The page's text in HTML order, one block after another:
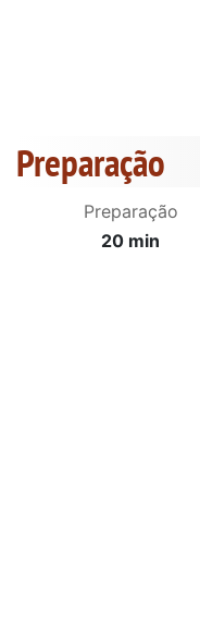
Preparação
Preparação
20 min